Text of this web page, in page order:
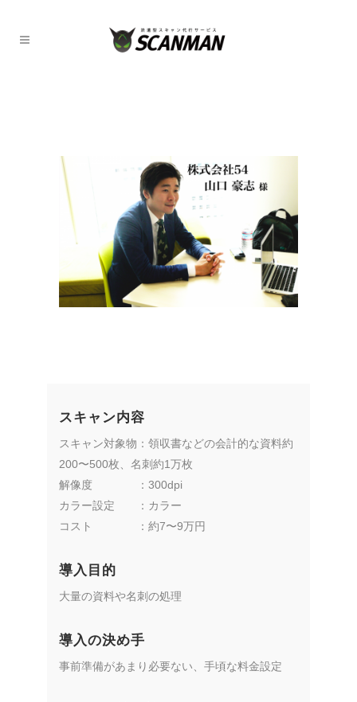
スキャン内容
スキャン対象物：領収書などの会計的な資料約
200〜500枚、名刺約1万枚
解像度 ：300dpi
カラー設定 ：カラー
コスト ：約7〜9万円
導入目的
大量の資料や名刺の処理
導入の決め手
事前準備があまり必要ない、手頃な料金設定